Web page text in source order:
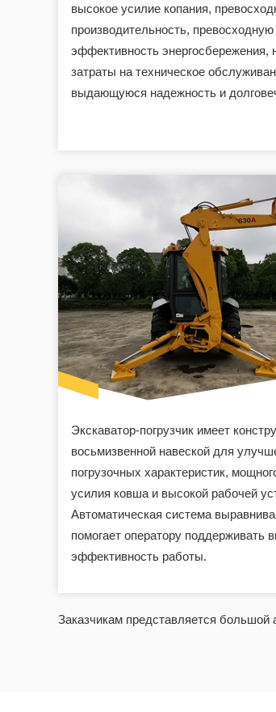
высокое усилие копания,
производительность, превосходную
эффективность энергосбережения,
затраты на техническое
выдающуюся надежность и
Экскаватор-погрузчик имеет
восьмизвенной навеской для
погрузочных характеристик,
усилия ковша и высокой рабочей
Автоматическая система
помогает оператору поддерживать
эффективность работы.
Заказчикам представляется большой